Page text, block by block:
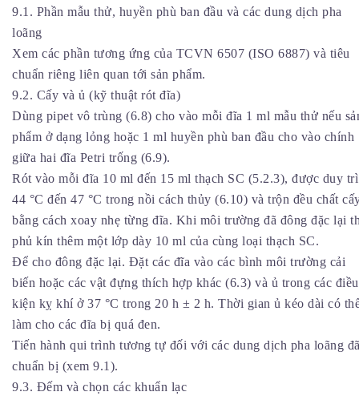
9.1. Phần mẫu thử, huyền phù ban đầu và các dung dịch pha
loãng
Xem các phần tương ứng của TCVN 6507 (ISO 6887) và tiêu
chuẩn riêng liên quan tới sản phẩm.
9.2. Cấy và ủ (kỹ thuật rót đĩa)
Dùng pipet vô trùng (6.8) cho vào mỗi đĩa 1 ml mẫu thử nếu
phẩm ở dạng lỏng hoặc 1 ml huyền phù ban đầu cho vào chính
giữa hai đĩa Petri trống (6.9).
Rót vào mỗi đĩa 10 ml đến 15 ml thạch SC (5.2.3), được duy
44 °C đến 47 °C trong nồi cách thủy (6.10) và trộn đều chất
bằng cách xoay nhẹ từng đĩa. Khi môi trường đã đông đặc lại
phủ kín thêm một lớp dày 10 ml của cùng loại thạch SC.
Để cho đông đặc lại. Đặt các đĩa vào các bình môi trường cải
biến hoặc các vật đựng thích hợp khác (6.3) và ủ trong các điều
kiện kỵ khí ở 37 °C trong 20 h ± 2 h. Thời gian ủ kéo dài có
làm cho các đĩa bị quá đen.
Tiến hành qui trình tương tự đối với các dung dịch pha loãng
chuẩn bị (xem 9.1).
9.3. Đếm và chọn các khuẩn lạc